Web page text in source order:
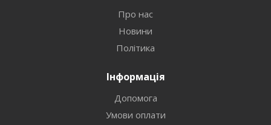
Про нас
Новини
Політика
Інформація
Допомога
Умови оплати